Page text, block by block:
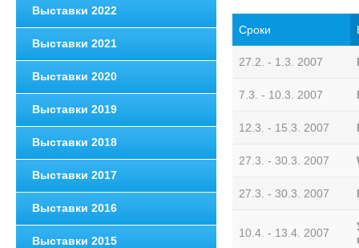
Bыставки 2022
Bыставки 2021
Bыставки 2020
Bыставки 2019
Bыставки 2018
Bыставки 2017
Bыставки 2016
Bыставки 2015
Cроки
27.2. - 1.3. 2007
7.3. - 10.3. 2007
12.3. - 15.3. 2007
27.3. - 30.3. 2007
27.3. - 30.3. 2007
10.4. - 13.4. 2007